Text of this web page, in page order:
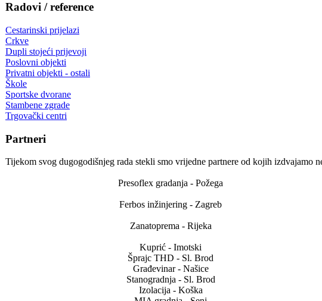
Radovi / reference
Cestarinski prijelazi
Crkve
Dupli stojeći prijevoji
Poslovni objekti
Privatni objekti - ostali
Škole
Sportske dvorane
Stambene zgrade
Trgovački centri
Partneri
Tijekom svog dugogodišnjeg rada stekli smo vrijedne partnere od kojih izdvajamo
Presoflex gradanja - Požega
Ferbos inžinjering - Zagreb
Zanatoprema - Rijeka
Kuprić - Imotski
Šprajc THD - Sl. Brod
Građevinar - Našice
Stanogradnja - Sl. Brod
Izolacija - Koška